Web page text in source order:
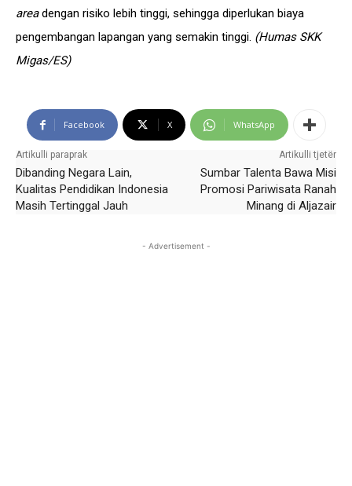
areadengan risiko lebih tinggi, sehingga diperlukan biaya
pengembangan lapangan yang semakin tinggi. (Humas SKK
Migas/ES)
Facebook X WhatsApp
Artikulli paraprak
Dibanding Negara Lain,
Kualitas Pendidikan Indonesia
Masih Tertinggal Jauh
Artikulli tjetër
Sumbar Talenta Bawa Misi
Promosi Pariwisata Ranah
Minang di Aljazair
- Advertisement -